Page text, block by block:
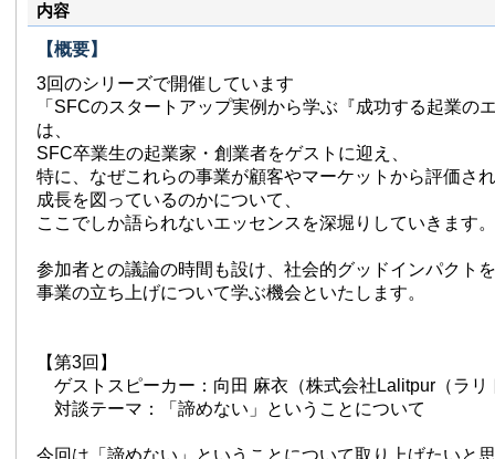
内容
【概要】
3回のシリーズで開催しています
「SFCのスタートアップ実例から学ぶ『成功する起業の
は、
SFC卒業生の起業家・創業者をゲストに迎え、
特に、なぜこれらの事業が顧客やマーケットから評価さ
成長を図っているのかについて、
ここでしか語られないエッセンスを深堀りしていきます。
参加者との議論の時間も設け、社会的グッドインパクト
事業の立ち上げについて学ぶ機会といたします。
【第3回】
ゲストスピーカー：向田 麻衣（株式会社Lalitpur（ラリ
対談テーマ：「諦めない」ということについて
今回は「諦めない」ということについて取り上げたいと